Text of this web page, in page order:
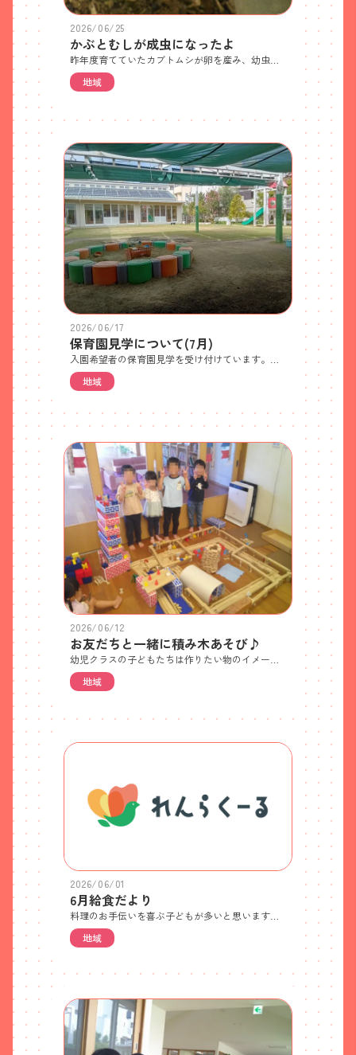
2026/06/25
かぶとむしが成虫になったよ
地域
2026/06/17
保育園見学について(7月)
地域
2026/06/12
お友だちと一緒に積み木あそび♪
地域
2026/06/01
6月給食だより
料理のお手伝いを喜ぶ子どもが多いと思いますが、時間がかかったり、片づけが大変になったり大人は大変に思うことが多いのではないでしょうか。野菜をちぎる、ラップでおにぎりを作る、ドレッシングをかける等、それだけでも立派なお手伝いです。手伝って作ったものは、不思議と普段よりよく食べる姿も子どもらしいですね。
地域